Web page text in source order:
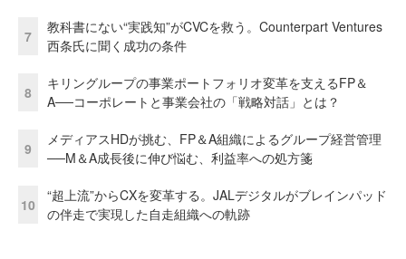
7
教科書にない“実践知”がCVCを救う。Counterpart Ventures
西条氏に聞く成功の条件
8
キリングループの事業ポートフォリオ変革を支えるFP＆
A──コーポレートと事業会社の「戦略対話」とは？
9
メディアスHDが挑む、FP＆A組織によるグループ経営管理
──M＆A成長後に伸び悩む、利益率への処方箋
10
“超上流”からCXを変革する。JALデジタルがブレインパッド
の伴走で実現した自走組織への軌跡